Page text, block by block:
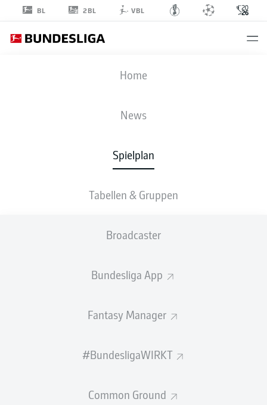
BL 2BL VBL
Home
News
Spielplan
Tabellen & Gruppen
Broadcaster
Bundesliga App
Fantasy Manager
#BundesligaWIRKT
Common Ground
FIFA WELTMEISTERSCHAFT
CAN- MAR
0 3
PÄSSE